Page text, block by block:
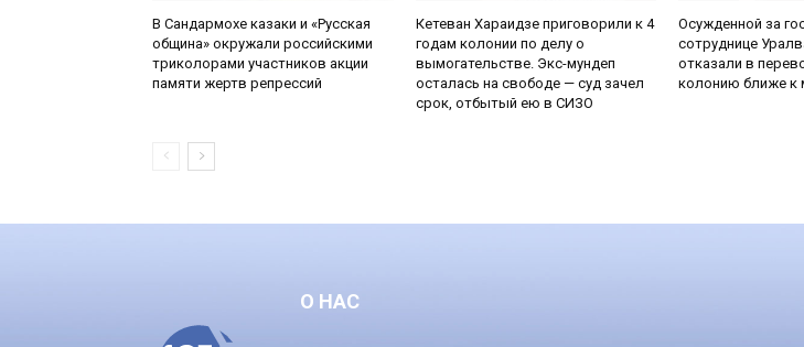
В Сандармохе казаки и «Русская
община» окружали российскими
триколорами участников акции
памяти жертв репрессий
Кетеван Хараидзе приговорили к 4
годам колонии по делу о
вымогательстве. Экс-мундеп
осталась на свободе — суд зачел
срок, отбытый ею в СИЗО
Осужденной за
сотруднице
отказали в
колонию ближе к
О НАС